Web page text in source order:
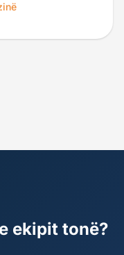
ekipit tonë?